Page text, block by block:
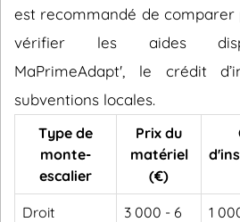
est recommandé de comparer
vérifier les aides
MaPrimeAdapt', le crédit
subventions locales.
Type de
monte-
escalier
Prix du
matériel
(€)
Droit
3 000 - 6
1